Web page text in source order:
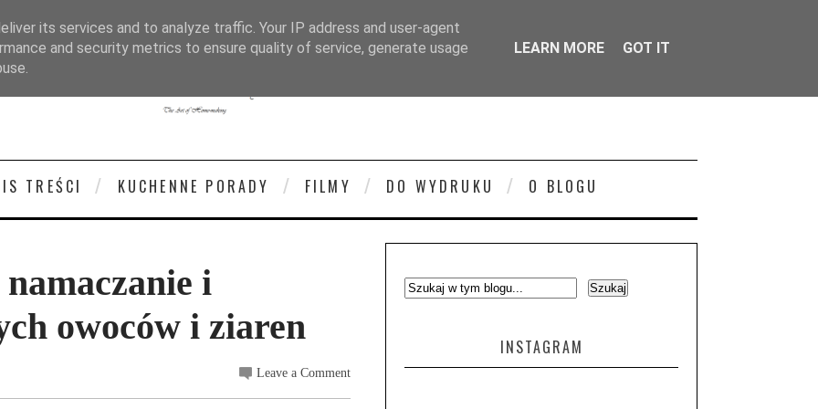
TREŚCI KUCHENNE PORADY FILMY DO WYDRUKU O BLOGU
i
owoców i ziaren
Leave a Comment
INSTAGRAM
its services and to analyze traffic. Your IP address and user-agent
and security metrics to ensure quality of service, generate usage
LEARN MORE GOT IT